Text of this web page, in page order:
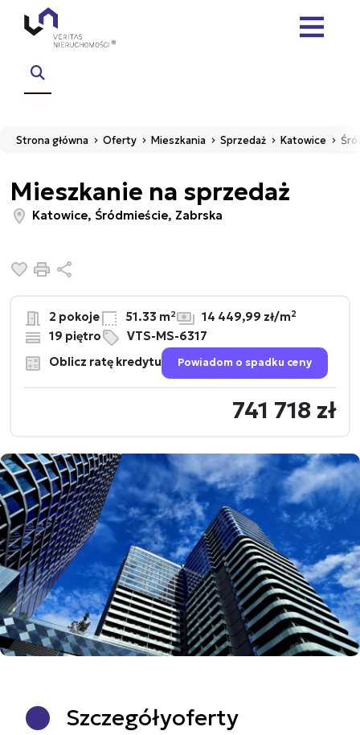
Strona główna Oferty Mieszkania Sprzedaż Katowice
Mieszkanie na sprzedaż
Katowice, Śródmieście, Zabrska
Dodaj do ulubionych
Drukuj
2 pokoje 51.33 m² 14 449,99 zł/m2
19 piętro
VTS-MS-6317
Oblicz ratę kredytu
Powiadom o spadku ceny
741 718 zł
Szczegółyoferty